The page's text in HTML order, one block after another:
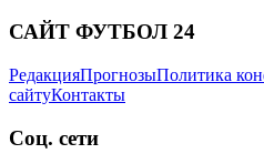
САЙТ ФУТБОЛ 24
РедакцияПрогнозыПолитика
сайтуКонтакты
Соц. сети